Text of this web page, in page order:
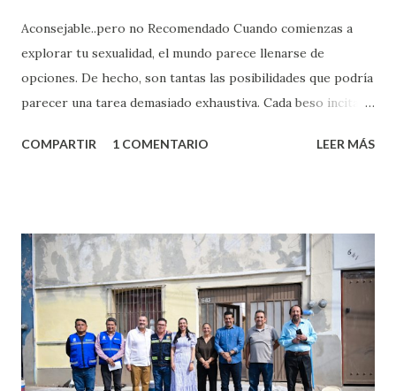
Aconsejable..pero no Recomendado Cuando comienzas a
explorar tu sexualidad, el mundo parece llenarse de
opciones. De hecho, son tantas las posibilidades que podría
parecer una tarea demasiado exhaustiva. Cada beso incita
partes de ti que jamás hubieras imaginado. El problema es
conoces ni la mitad de lo que deberías saber. Pero incluso
quienes ya han tenido relaciones sexuales no son expertos
o expertas en el tema. Siempre hay algo nuevo que
aprender y nuevas experiencias que conocer. Si eres una
chica y aún no has tenido relaciones sexuales, tal vez
pienses que el sexo será increíble y no puedas esperar para
COMPARTIR 1 COMENTARIO LEER MÁS